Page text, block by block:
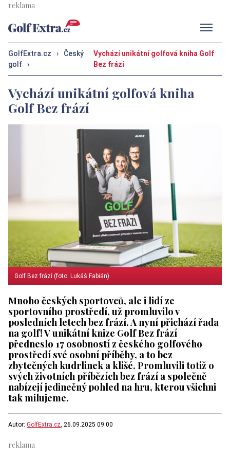
GolfExtra.cz ›
Český
golf
›
Vychází unikátní golfová kniha Golf
Bez frází
Vychází unikátní golfová kniha
Golf Bez frází
Golf Bez frází (foto: Lukáš Fabián)
Mnoho českých sportovců, ale i lidí ze
sportovního prostředí, už promluvilo v
posledních letech bez frází. A nyní přichází řada
na golf! V unikátní knize Golf Bez frází
předneslo 17 osobností z českého golfového
prostředí své osobní příběhy, a to bez
zbytečných kudrlinek a klišé. Promluvili totiž o
svých životních příbězích bez frází a společně
nabízejí jedinečný pohled na hru, kterou všichni
tak milujeme.
Autor: GolfExtra.cz , 26.09.2025 09:00